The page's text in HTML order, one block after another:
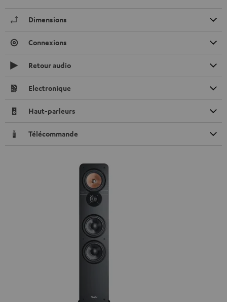
Dimensions
Connexions
Retour audio
Electronique
Haut-parleurs
Télécommande